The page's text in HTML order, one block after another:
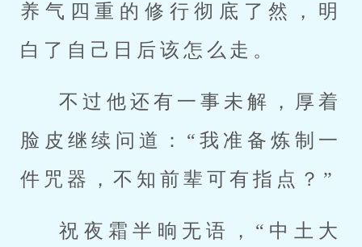
养气四重的修行彻底了然，明
白了自己日后该怎么走。
不过他还有一事未解，厚着
脸皮继续问道：“我准备炼制一
件咒器，不知前辈可有指点？”
祝夜霜半晌无语，“中土大